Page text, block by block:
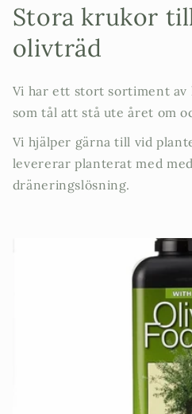
Stora krukor
olivträd
Vi har ett stort sortiment
som tål att stå ute året om
Vi hjälper gärna till vid
levererar planterat med
dräneringslösning.